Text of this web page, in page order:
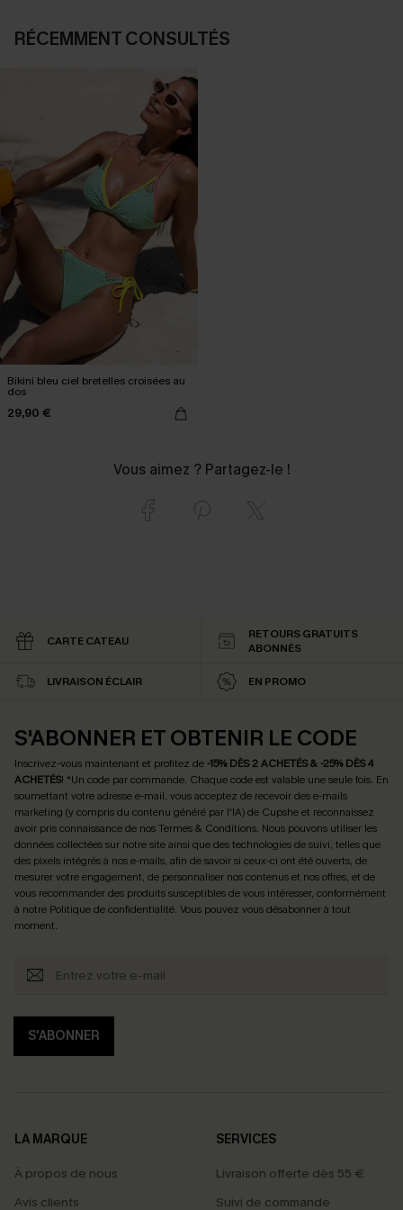
RÉCEMMENT CONSULTÉS
Bikini bleu ciel bretelles croisées au
dos
29,90 €
Vous aimez ? Partagez-le !
CARTE CATEAU
RETOURS GRATUITS
ABONNÉS
LIVRAISON ÉCLAIR EN PROMO
S'ABONNER ET OBTENIR LE CODE
Inscrivez-vous maintenant et profitez de -15% DÈS 2 ACHETÉS & -25% DÈS 4
ACHETÉS! *Un code par commande. Chaque code est valable une seule fois. En
soumettant votre adresse e-mail, vous acceptez de recevoir des e-mails
marketing (y compris du contenu généré par l'IA) de Cupshe et reconnaissez
avoir pris connaissance de nosTermes & Conditions. Nous pouvons utiliser les
données collectées sur notre site ainsi que des technologies de suivi, telles que
des pixels intégrés à nos e-mails, afin de savoir si ceux-ci ont été ouverts, de
mesurer votre engagement, de personnaliser nos contenus et nos offres, et de
vous recommander des produits susceptibles de vous intéresser, conformément
à notre Politique de confidentialité. Vous pouvez vous désabonner à tout
moment.
S'ABONNER
LA MARQUE
À propos de nous
Avis clients
SERVICES
Livraison offerte dès 55 €
Suivi de commande